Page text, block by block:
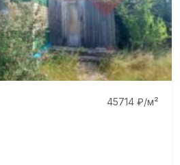
45714 ₽/м²